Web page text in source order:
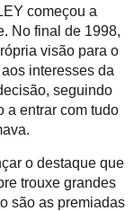
começou a
No final de 1998,
visão para o
interesses da
seguindo
a entrar com tudo
o destaque que
trouxe grandes
são as premiadas